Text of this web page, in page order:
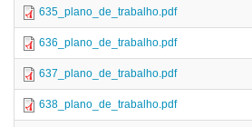
635_plano_de_trabalho.pdf
636_plano_de_trabalho.pdf
637_plano_de_trabalho.pdf
638_plano_de_trabalho.pdf